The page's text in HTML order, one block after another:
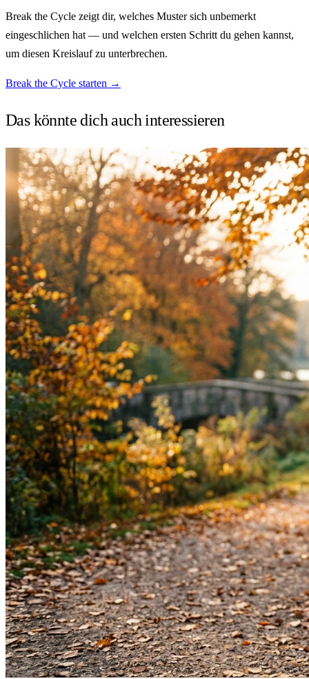
Break the Cycle zeigt dir, welches Muster sich unbemerkt
eingeschlichen hat — und welchen ersten Schritt du gehen kannst,
um diesen Kreislauf zu unterbrechen.
Break the Cycle starten →
Das könnte dich auchinteressieren